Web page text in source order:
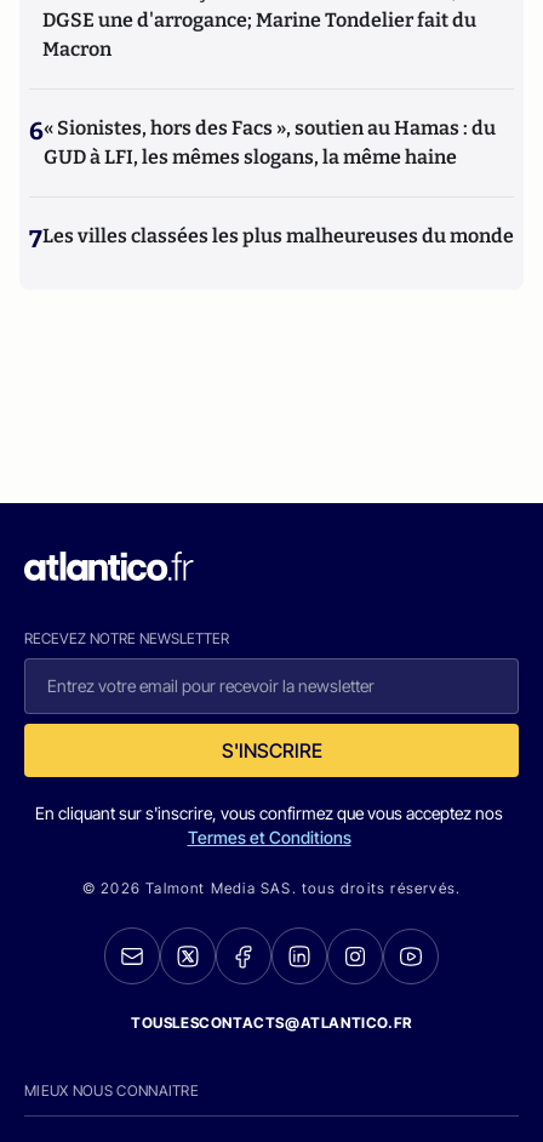
DGSE une d'arrogance; Marine Tondelier fait du
Macron
6« Sionistes, hors des Facs », soutien au Hamas : du
GUD à LFI, les mêmes slogans, la même haine
7Les villes classées les plus malheureuses du monde
RECEVEZ NOTRE NEWSLETTER
S'INSCRIRE
En cliquant sur s'inscrire, vous confirmez que vous acceptez nos
Termes et Conditions
© 2026 Talmont Media SAS. tous droits réservés.
TOUSLESCONTACTS@ATLANTICO.FR
MIEUX NOUS CONNAITRE